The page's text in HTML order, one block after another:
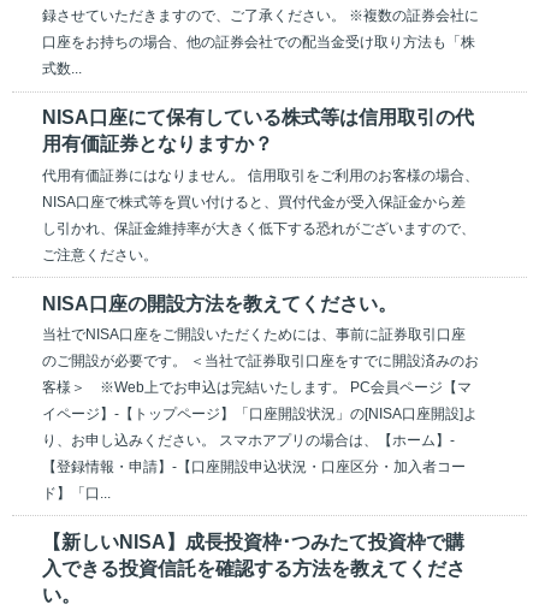
録させていただきますので、ご了承ください。 ※複数の証券会社に
口座をお持ちの場合、他の証券会社での配当金受け取り方法も「株
式数...
NISA口座にて保有している株式等は信用取引の代
用有価証券となりますか？
代用有価証券にはなりません。 信用取引をご利用のお客様の場合、
NISA口座で株式等を買い付けると、買付代金が受入保証金から差
し引かれ、保証金維持率が大きく低下する恐れがございますので、
ご注意ください。
NISA口座の開設方法を教えてください。
当社でNISA口座をご開設いただくためには、事前に証券取引口座
のご開設が必要です。 ＜当社で証券取引口座をすでに開設済みのお
客様＞ ※Web上でお申込は完結いたします。 PC会員ページ【マ
イページ】-【トップページ】「口座開設状況」の[NISA口座開設]よ
り、お申し込みください。 スマホアプリの場合は、【ホーム】-
【登録情報・申請】-【口座開設申込状況・口座区分・加入者コー
ド】「口...
【新しいNISA】成長投資枠･つみたて投資枠で購
入できる投資信託を確認する方法を教えてくださ
い。